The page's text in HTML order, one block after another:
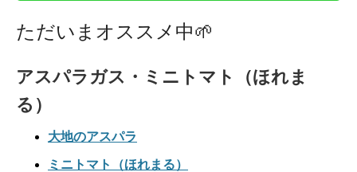
ただいまオススメ中🌱
アスパラガス・ミニトマト（ほれま
る）
大地のアスパラ
ミニトマト（ほれまる）